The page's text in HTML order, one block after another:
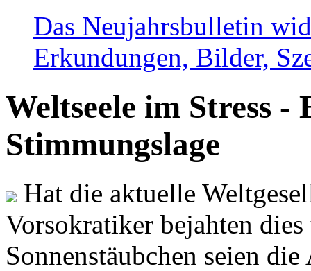
Das Neujahrsbulletin
Erkundungen, Bilder,
Weltseele im Stress -
Stimmungslage
Hat die aktuelle
Vorsokratiker bejahten
Sonnenstäubchen seien